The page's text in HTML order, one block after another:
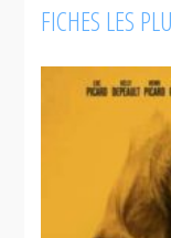
FICHES LES